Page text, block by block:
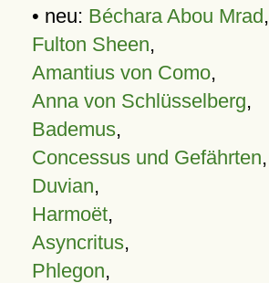
• neu: Béchara Abou Mrad,
Fulton Sheen,
Amantius von Como,
Anna von Schlüsselberg,
Bademus,
Concessus und Gefährten,
Duvian,
Harmoët,
Asyncritus,
Phlegon,